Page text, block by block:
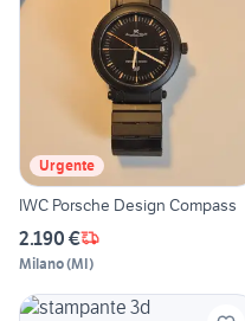
Urgente
IWC Porsche Design Compass
2.190 €
Milano(MI)